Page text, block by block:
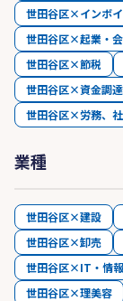
世田谷区×インボ
世田谷区×起業・
世田谷区×節税
世田谷区×資金調
世田谷区×労務、
業種
世田谷区×建設
世田谷区×卸売
世田谷区×IT・情
世田谷区×理美容